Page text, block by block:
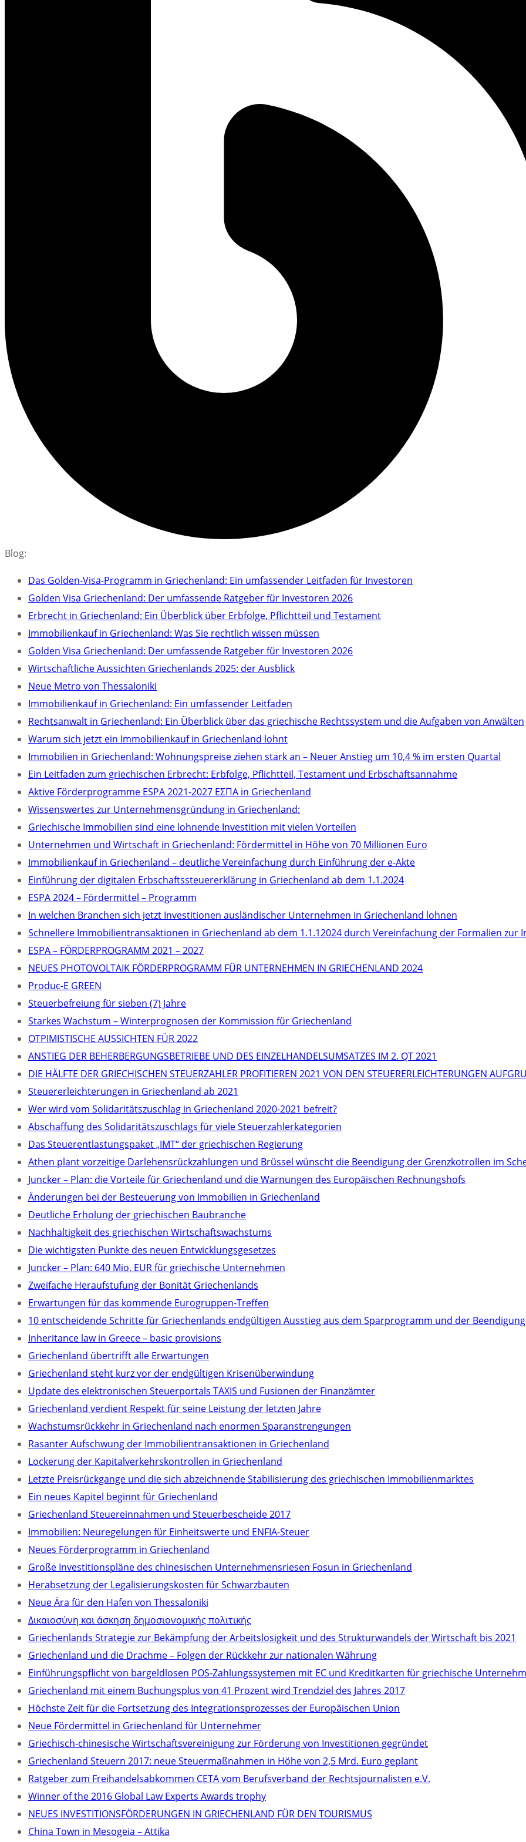
Blog:
Das Golden-Visa-Programm in Griechenland: Ein umfassender Leitfaden für Investoren
Golden Visa Griechenland: Der umfassende Ratgeber für Investoren 2026
Erbrecht in Griechenland: Ein Überblick über Erbfolge, Pflichtteil und Testament
Immobilienkauf in Griechenland: Was Sie rechtlich wissen müssen
Golden Visa Griechenland: Der umfassende Ratgeber für Investoren 2026
Wirtschaftliche Aussichten Griechenlands 2025: der Ausblick
Neue Metro von Thessaloniki
Immobilienkauf in Griechenland: Ein umfassender Leitfaden
Rechtsanwalt in Griechenland: Ein Überblick über das griechische Rechtssystem und die Aufgaben von Anwälten
Warum sich jetzt ein Immobilienkauf in Griechenland lohnt
Immobilien in Griechenland: Wohnungspreise ziehen stark an – Neuer Anstieg um 10,4 % im ersten Quartal
Ein Leitfaden zum griechischen Erbrecht: Erbfolge, Pflichtteil, Testament und Erbschaftsannahme
Aktive Förderprogramme ESPA 2021-2027 ΕΣΠΑ in Griechenland
Wissenswertes zur Unternehmensgründung in Griechenland:
Griechische Immobilien sind eine lohnende Investition mit vielen Vorteilen
Unternehmen und Wirtschaft in Griechenland: Fördermittel in Höhe von 70 Millionen Euro
Immobilienkauf in Griechenland – deutliche Vereinfachung durch Einführung der e-Akte
Einführung der digitalen Erbschaftssteuererklärung in Griechenland ab dem 1.1.2024
ESPA 2024 – Fördermittel – Programm
In welchen Branchen sich jetzt Investitionen ausländischer Unternehmen in Griechenland lohnen
Schnellere Immobilientransaktionen in Griechenland ab dem 1.1.12024 durch Vereinfachung der Formalien
ΕSPA – FÖRDERPROGRAMM 2021 – 2027
NEUES PHOTOVOLTAIK FÖRDERPROGRAMM FÜR UNTERNEHMEN IN GRIECHENLAND 2024
Produc-E GREEN
Steuerbefreiung für sieben (7) Jahre
Starkes Wachstum – Winterprognosen der Kommission für Griechenland
OTPIMISTISCHE AUSSICHTEN FÜR 2022
ANSTIEG DER BEHERBERGUNGSBETRIEBE UND DES EINZELHANDELSUMSATZES IM 2. QT 2021
DIE HÄLFTE DER GRIECHISCHEN STEUERZAHLER PROFITIEREN 2021 VON DEN STEUERERLEICHTERUNGEN
Steuererleichterungen in Griechenland ab 2021
Wer wird vom Solidaritätszuschlag in Griechenland 2020-2021 befreit?
Abschaffung des Solidaritätszuschlags für viele Steuerzahlerkategorien
Das Steuerentlastungspaket „IMT“ der griechischen Regierung
Athen plant vorzeitige Darlehensrückzahlungen und Brüssel wünscht die Beendigung der Grenzkotrollen im
Juncker – Plan: die Vorteile für Griechenland und die Warnungen des Europäischen Rechnungshofs
Änderungen bei der Besteuerung von Immobilien in Griechenland
Deutliche Erholung der griechischen Baubranche
Nachhaltigkeit des griechischen Wirtschaftswachstums
Die wichtigsten Punkte des neuen Entwicklungsgesetzes
Juncker – Plan: 640 Mio. EUR für griechische Unternehmen
Zweifache Heraufstufung der Bonität Griechenlands
Erwartungen für das kommende Eurogruppen-Treffen
10 entscheidende Schritte für Griechenlands endgültigen Ausstieg aus dem Sparprogramm und der
Inheritance law in Greece – basic provisions
Griechenland übertrifft alle Erwartungen
Griechenland steht kurz vor der endgültigen Krisenüberwindung
Update des elektronischen Steuerportals TAXIS und Fusionen der Finanzämter
Griechenland verdient Respekt für seine Leistung der letzten Jahre
Wachstumsrückkehr in Griechenland nach enormen Sparanstrengungen
Rasanter Aufschwung der Immobilientransaktionen in Griechenland
Lockerung der Kapitalverkehrskontrollen in Griechenland
Letzte Preisrückgange und die sich abzeichnende Stabilisierung des griechischen Immobilienmarktes
Ein neues Kapitel beginnt für Griechenland
Griechenland Steuereinnahmen und Steuerbescheide 2017
Immobilien: Neuregelungen für Einheitswerte und ENFIA-Steuer
Neues Förderprogramm in Griechenland
Große Investitionspläne des chinesischen Unternehmensriesen Fosun in Griechenland
Herabsetzung der Legalisierungskosten für Schwarzbauten
Neue Ära für den Hafen von Thessaloniki
Δικαιοσύνη και άσκηση δημοσιονομικής πολιτικής
Griechenlands Strategie zur Bekämpfung der Arbeitslosigkeit und des Strukturwandels der Wirtschaft bis 2021
Griechenland und die Drachme – Folgen der Rückkehr zur nationalen Währung
Einführungspflicht von bargeldlosen POS-Zahlungssystemen mit EC und Kreditkarten für griechische
Griechenland mit einem Buchungsplus von 41 Prozent wird Trendziel des Jahres 2017
Höchste Zeit für die Fortsetzung des Integrationsprozesses der Europäischen Union
Neue Fördermittel in Griechenland für Unternehmer
Griechisch-chinesische Wirtschaftsvereinigung zur Förderung von Investitionen gegründet
Griechenland Steuern 2017: neue Steuermaßnahmen in Höhe von 2,5 Mrd. Euro geplant
Ratgeber zum Freihandelsabkommen CETA vom Berufsverband der Rechtsjournalisten e.V.
Winner of the 2016 Global Law Experts Awards trophy
NEUES INVESTITIONSFÖRDERUNGEN IN GRIECHENLAND FÜR DEN TOURISMUS
China Town in Mesogeia – Attika